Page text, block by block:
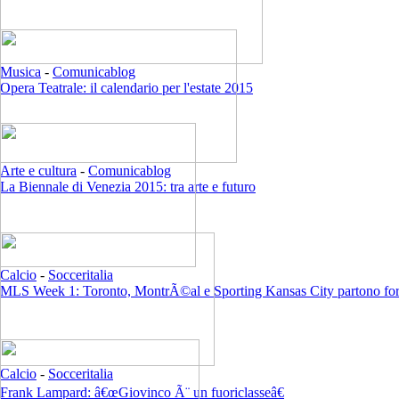
Musica - Comunicablog
Opera Teatrale: il calendario per l'estate 2015
Arte e cultura - Comunicablog
La Biennale di Venezia 2015: tra arte e futuro
Calcio - Socceritalia
MLS Week 1: Toronto, MontrÃ©al e Sporting Kansas City partono
Calcio - Socceritalia
Frank Lampard: â€œGiovinco Ã¨ un fuoriclasseâ€